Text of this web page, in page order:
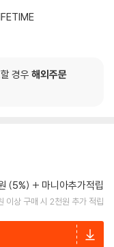
경우 해외주문
(5%) 마니아추가적립
이상 구매 시 2천원 추가 적립